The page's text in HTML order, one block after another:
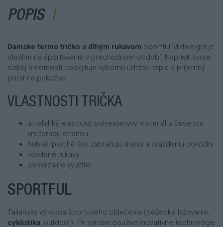
POPIS
Dámske termo tričko s dlhým rukávom Sportful Midweight je
ideálne na športovanie v prechodnom období. Napriek svojej
nízkej hmotnosti poskytuje výbornú údržbu tepla a príjemný
pocit na pokožke.
VLASTNOSTI TRIČKA
ultraľahký, elastický, polyesterový materiál s česenou
vnútornou stranou
hebké, ploché švy zabráňujú treniu a dráždeniu pokožky
vsadené rukávy
univerzálne využitie
SPORTFUL
Taliansky výrobca športového oblečenia (bežecké lyžovanie,
cyklistika, outdoor). Pri výrobe používa inovatívne technológie